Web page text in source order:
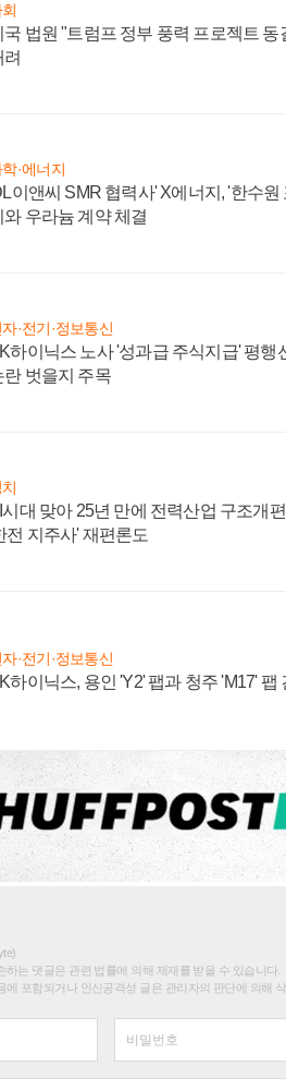
국 법원 "트럼프 정부 풍력 프로젝트 동
려
·에너지
이앤씨 SMR 협력사' X에너지, '한수
와 우라늄 계약 체결
·전기·정보통신
하이닉스 노사 '성과급 주식지급' 평행
란 벗을지 주목
시대 맞아 25년 만에 전력산업 구조개
전 지주사' 재편론도
·전기·정보통신
하이닉스, 용인 'Y2' 팹과 청주 'M17' 팹
는 댓글은 관련 법률에 의해 제재를 받을 수 있습니다.
포함되거나 인신공격성 글은 관리자의 판단에 의해